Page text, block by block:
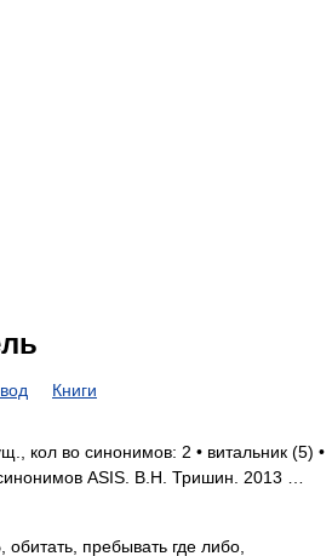
Книги
кол во синонимов: 2 • витальник (5) •
ASIS. В.Н. Тришин. 2013 …
пребывать где либо,